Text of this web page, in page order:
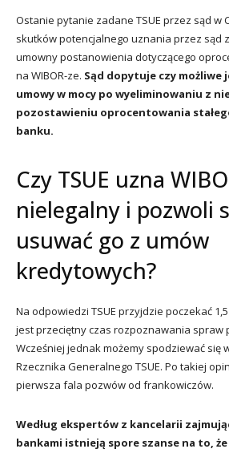
Ostanie pytanie zadane TSUE przez sąd w
skutków potencjalnego uznania przez sąd
umowny postanowienia dotyczącego
na WIBOR-ze. Sąd dopytuje czy możliwe
umowy w mocy po wyeliminowaniu z
pozostawieniu oprocentowania
banku.
Czy TSUE uzna
nielegalny i pozwoli
usuwać go z umów
kredytowych?
Na odpowiedzi TSUE przyjdzie poczekać
jest przeciętny czas rozpoznawania spraw
Wcześniej jednak możemy spodziewać się
Rzecznika Generalnego TSUE. Po takiej
pierwsza fala pozwów od frankowiczów.
Według ekspertów z kancelarii
bankami istnieją spore szanse na to,